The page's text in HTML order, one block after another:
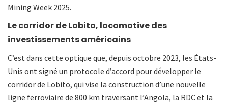
Mining Week 2025.
Le corridor de Lobito, locomotive des
investissements américains
C’est dans cette optique que, depuis octobre 2023, les États-
Unis ont signé un protocole d’accord pour développer le
corridor de Lobito, qui vise la construction d’une nouvelle
ligne ferroviaire de 800 km traversant l’Angola, la RDC et la